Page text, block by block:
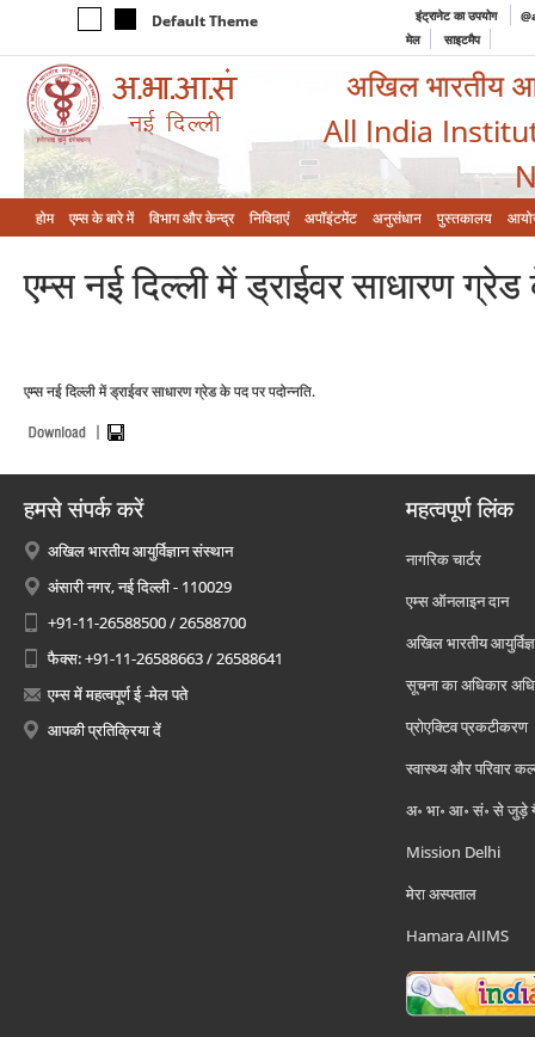
Default Theme इंट्रानेट का उपयोग
मेल
साइटमैप
अखिल भारतीय
All India
होम एम्‍स के बारे में विभाग और केन्‍द्र निविदाएं अपॉइंटमेंट अनुसंधान पुस्तकालय
एम्स नई दिल्ली में ड्राईवर साधारण
एम्स नई दिल्ली में ड्राईवर साधारण ग्रेड के पद पर पदोन्नति.
हमसे संपर्क करें
अखिल भारतीय आयुर्विज्ञान संस्थान
अंसारी नगर, नई दिल्ली - 110029
+91-11-26588500 / 26588700
फैक्स: +91-11-26588663 / 26588641
एम्स में महत्वपूर्ण ई -मेल पते
आपकी प्रतिक्रिया दें
महत्वपूर्ण लिंक
नागरिक चार्टर
एम्स ऑनलाइन दान
अखिल भारतीय
सूचना का अधिकार
प्रोएक्टिव प्रकटीकरण
स्वास्थ्य और परिवार
अ॰ भा॰ आ॰ सं॰ से जुड़े
Mission Delhi
मेरा अस्पताल
Hamara AIIMS